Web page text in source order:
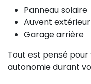
Panneau solaire
Auvent extérieur
Garage arrière
Tout est pensé
autonomie durant